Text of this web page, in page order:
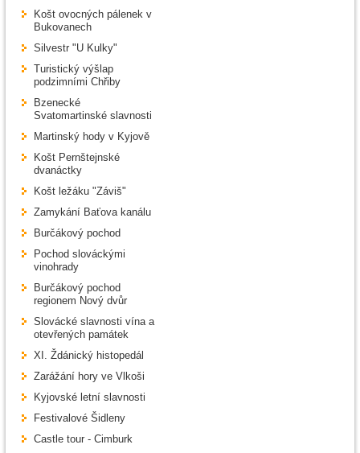
Košt ovocných pálenek v
Bukovanech
Silvestr "U Kulky"
Turistický výšlap
podzimními Chřiby
Bzenecké
Svatomartinské slavnosti
Martinský hody v Kyjově
Košt Pernštejnské
dvanáctky
Košt ležáku "Záviš"
Zamykání Baťova kanálu
Burčákový pochod
Pochod slováckými
vinohrady
Burčákový pochod
regionem Nový dvůr
Slovácké slavnosti vína a
otevřených památek
XI. Ždánický histopedál
Zarážání hory ve Vlkoši
Kyjovské letní slavnosti
Festivalové Šidleny
Castle tour - Cimburk